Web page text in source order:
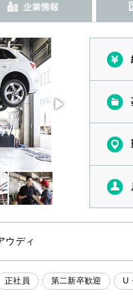
ウディ
正社員 第二新卒歓迎 U